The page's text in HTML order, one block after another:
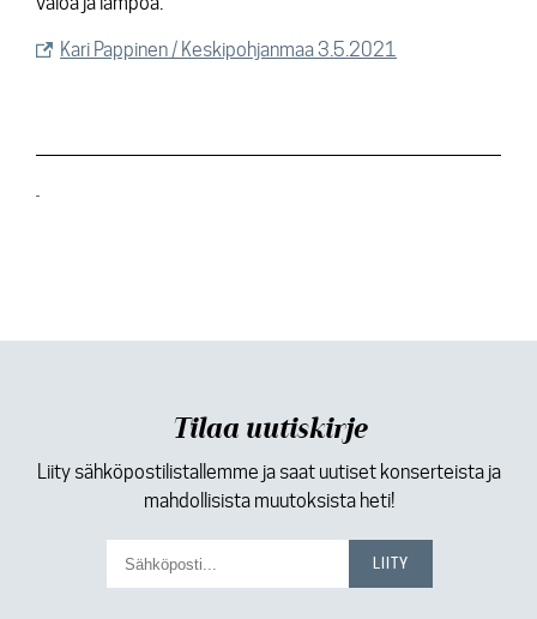
Kari Pappinen / Keskipohjanmaa 3.5.2021
Tilaa uutiskirje
Liity sähköpostilistallemme ja saat uutiset konserteista ja
mahdollisista muutoksista heti!